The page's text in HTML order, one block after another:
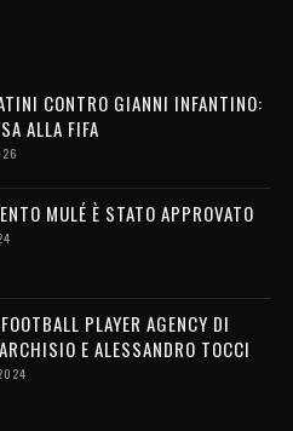
CONTRO GIANNI INFANTINO:
ALLA FIFA
MULÉ È STATO APPROVATO
PLAYER AGENCY DI
E ALESSANDRO TOCCI